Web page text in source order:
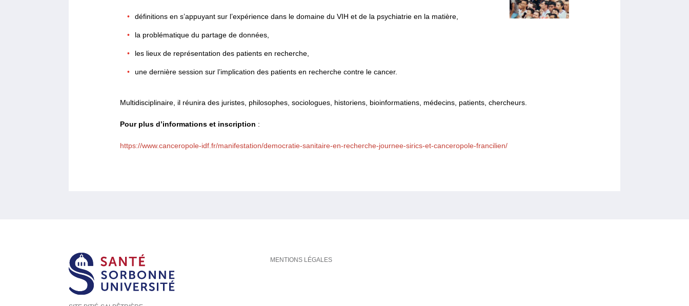
définitions en s’appuyant sur l’expérience dans le domaine du VIH et de la psychiatrie en la matière,
la problématique du partage de données,
les lieux de représentation des patients en recherche,
une dernière session sur l’implication des patients en recherche contre le cancer.
Multidisciplinaire, il réunira des juristes, philosophes, sociologues, historiens, bioinformatiens, médecins, patients, chercheurs.
Pour plus d’informations et inscription :
https://www.canceropole-idf.fr/manifestation/democratie-sanitaire-en-recherche-journee-sirics-et-canceropole-francilien/
MENTIONS LÉGALES